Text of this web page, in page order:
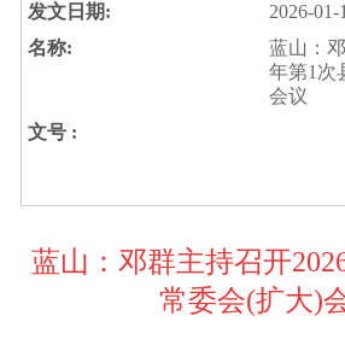
发文日期:
2026-01-
名称:
蓝山：
年第1次
会议
文号 :
蓝山：邓群主持召开
常委会(扩大)